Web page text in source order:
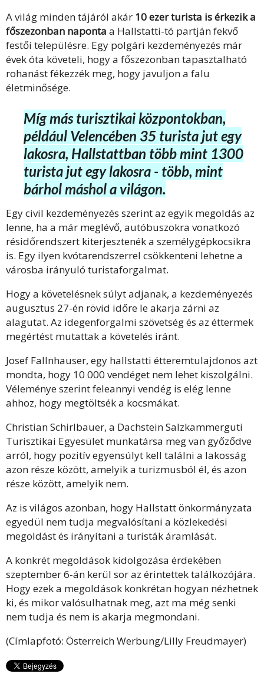
A világ minden tájáról akár 10 ezer turista is érkezik a
főszezonban naponta a Hallstatti-tó partján fekvő
festői településre. Egy polgári kezdeményezés már
évek óta követeli, hogy a főszezonban tapasztalható
rohanást fékezzék meg, hogy javuljon a falu
életminősége.
Míg más turisztikai központokban,
például Velencében 35 turista jut egy
lakosra, Hallstattban több mint 1300
turista jut egy lakosra - több, mint
bárhol máshol a világon.
Egy civil kezdeményezés szerint az egyik megoldás az
lenne, ha a már meglévő, autóbuszokra vonatkozó
résidőrendszert kiterjesztenék a személygépkocsikra
is. Egy ilyen kvótarendszerrel csökkenteni lehetne a
városba irányuló turistaforgalmat.
Hogy a követelésnek súlyt adjanak, a kezdeményezés
augusztus 27-én rövid időre le akarja zárni az
alagutat. Az idegenforgalmi szövetség és az éttermek
megértést mutattak a követelés iránt.
Josef Fallnhauser, egy hallstatti étteremtulajdonos azt
mondta, hogy 10 000 vendéget nem lehet kiszolgálni.
Véleménye szerint feleannyi vendég is elég lenne
ahhoz, hogy megtöltsék a kocsmákat.
Christian Schirlbauer, a Dachstein Salzkammerguti
Turisztikai Egyesület munkatársa meg van győződve
arról, hogy pozitív egyensúlyt kell találni a lakosság
azon része között, amelyik a turizmusból él, és azon
része között, amelyik nem.
Az is világos azonban, hogy Hallstatt önkormányzata
egyedül nem tudja megvalósítani a közlekedési
megoldást és irányítani a turisták áramlását.
A konkrét megoldások kidolgozása érdekében
szeptember 6-án kerül sor az érintettek találkozójára.
Hogy ezek a megoldások konkrétan hogyan nézhetnek
ki, és mikor valósulhatnak meg, azt ma még senki
nem tudja és nem is akarja megmondani.
(Címlapfotó: Österreich Werbung/Lilly Freudmayer)